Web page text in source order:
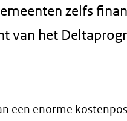
zelfs
van het
een enorme